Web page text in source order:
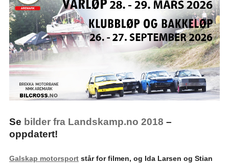
Se bilder fra Landskamp.no 2018 –
oppdatert!
Galskap motorsportstår for filmen, og Ida Larsen og Stian